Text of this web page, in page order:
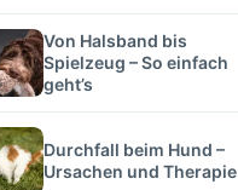
Von Halsband bis
Spielzeug – So einfach
geht’s
Durchfall beim Hund –
Ursachen und Therapie